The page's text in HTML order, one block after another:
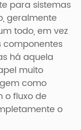
para sistemas
geralmente
todo, em vez
componentes
há aquela
muito
como
o fluxo de
o